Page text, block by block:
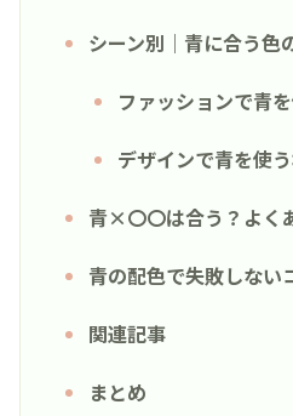
シーン別｜青に合う色
ファッションで青
デザインで青を使
青×〇〇は合う？よく
青の配色で失敗しない
関連記事
まとめ